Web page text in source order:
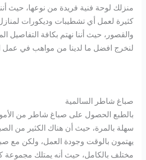
منزلك لوحة فنية فريدة من نوعها، حيث
كثيرة لعمل أي تشطيبات وديكورات
والقصور، حيث أننا نهتم بكافة التفاصيل
لنخرج افضل ما لدينا من مواهب في عمل
صباغ شاطر السالمية
بالطبع الحصول على صباغ شاطر من
سهلة بالمرة، حيث أن هناك الكثير من
يهتمون بالوقت وجودة العمل، ولكن مع
مختلف بالكامل، حيث أنه يمتلك مجموعة